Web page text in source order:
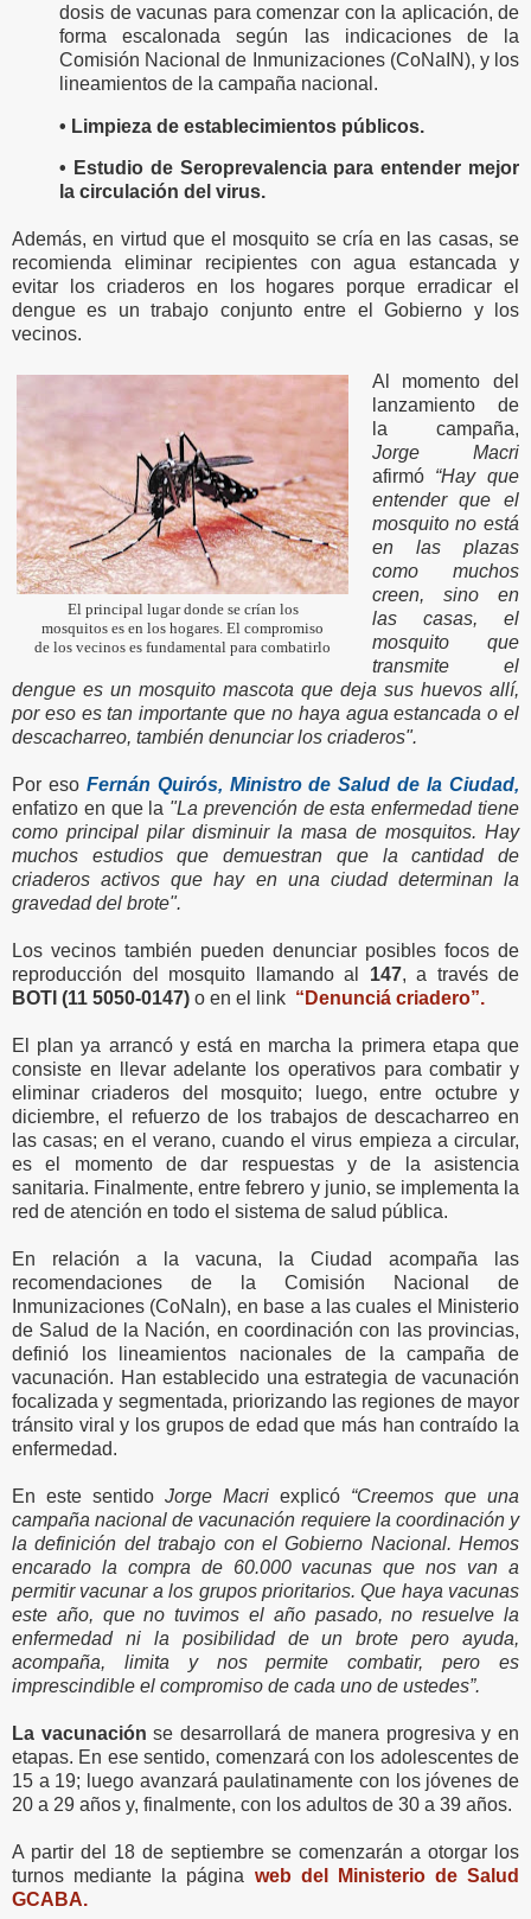
dosis de vacunas para comenzar con la aplicación, de
forma escalonada según las indicaciones de la
Comisión Nacional de Inmunizaciones (CoNaIN), y los
lineamientos de la campaña nacional.
• Limpieza de establecimientos públicos.
• Estudio de Seroprevalencia para entender mejor
la circulación del virus.
Además, en virtud que el mosquito se cría en las casas, se
recomienda eliminar recipientes con agua estancada y
evitar los criaderos en los hogares porque erradicar el
dengue es un trabajo conjunto entre el Gobierno y los
vecinos.
El principal lugar donde se crían los
mosquitos es en los hogares. El compromiso
de los vecinos es fundamental para combatirlo
Al momento del
lanzamiento de
la campaña,
Jorge Macri
afirmó “Hay que
entender que el
mosquito no está
en las plazas
como muchos
creen, sino en
las casas, el
mosquito que
transmite el
dengue es un mosquito mascota que deja sus huevos allí,
por eso es tan importante que no haya agua estancada o el
descacharreo, también denunciar los criaderos".
Por eso Fernán Quirós, Ministro de Salud de la Ciudad,
enfatizo en que la "La prevención de esta enfermedad tiene
como principal pilar disminuir la masa de mosquitos. Hay
muchos estudios que demuestran que la cantidad de
criaderos activos que hay en una ciudad determinan la
gravedad del brote".
Los vecinos también pueden denunciar posibles focos de
reproducción del mosquito llamando al 147, a través de
BOTI (11 5050-0147) o en el link “Denunciá criadero”.
El plan ya arrancó y está en marcha la primera etapa que
consiste en llevar adelante los operativos para combatir y
eliminar criaderos del mosquito; luego, entre octubre y
diciembre, el refuerzo de los trabajos de descacharreo en
las casas; en el verano, cuando el virus empieza a circular,
es el momento de dar respuestas y de la asistencia
sanitaria. Finalmente, entre febrero y junio, se implementa la
red de atención en todo el sistema de salud pública.
En relación a la vacuna, la Ciudad acompaña las
recomendaciones de la Comisión Nacional de
Inmunizaciones (CoNaIn), en base a las cuales el Ministerio
de Salud de la Nación, en coordinación con las provincias,
definió los lineamientos nacionales de la campaña de
vacunación. Han establecido una estrategia de vacunación
focalizada y segmentada, priorizando las regiones de mayor
tránsito viral y los grupos de edad que más han contraído la
enfermedad.
En este sentido Jorge Macri explicó “Creemos que una
campaña nacional de vacunación requiere la coordinación y
la definición del trabajo con el Gobierno Nacional. Hemos
encarado la compra de 60.000 vacunas que nos van a
permitir vacunar a los grupos prioritarios. Que haya vacunas
este año, que no tuvimos el año pasado, no resuelve la
enfermedad ni la posibilidad de un brote pero ayuda,
acompaña, limita y nos permite combatir, pero es
imprescindible el compromiso de cada uno de ustedes”.
La vacunación se desarrollará de manera progresiva y en
etapas. En ese sentido, comenzará con los adolescentes de
15 a 19; luego avanzará paulatinamente con los jóvenes de
20 a 29 años y, finalmente, con los adultos de 30 a 39 años.
A partir del 18 de septiembre se comenzarán a otorgar los
turnos mediante la página web del Ministerio de Salud
GCABA.